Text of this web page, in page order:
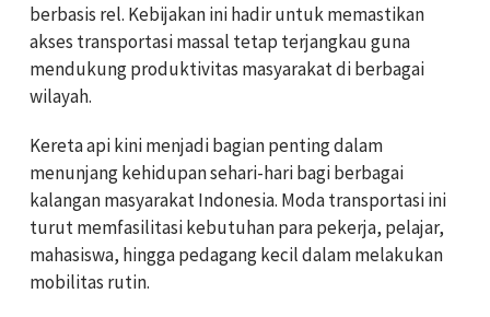
berbasis rel. Kebijakan ini hadir untuk memastikan
akses transportasi massal tetap terjangkau guna
mendukung produktivitas masyarakat di berbagai
wilayah.
Kereta api kini menjadi bagian penting dalam
menunjang kehidupan sehari-hari bagi berbagai
kalangan masyarakat Indonesia. Moda transportasi ini
turut memfasilitasi kebutuhan para pekerja, pelajar,
mahasiswa, hingga pedagang kecil dalam melakukan
mobilitas rutin.